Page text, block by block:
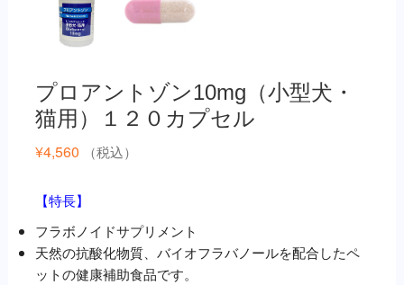
プロアントゾン10mg（小型犬・
猫用）１２０カプセル
¥4,560 （税込）
【特長】
フラボノイドサプリメント
天然の抗酸化物質、バイオフラバノールを配合したペ
ットの健康補助食品です。